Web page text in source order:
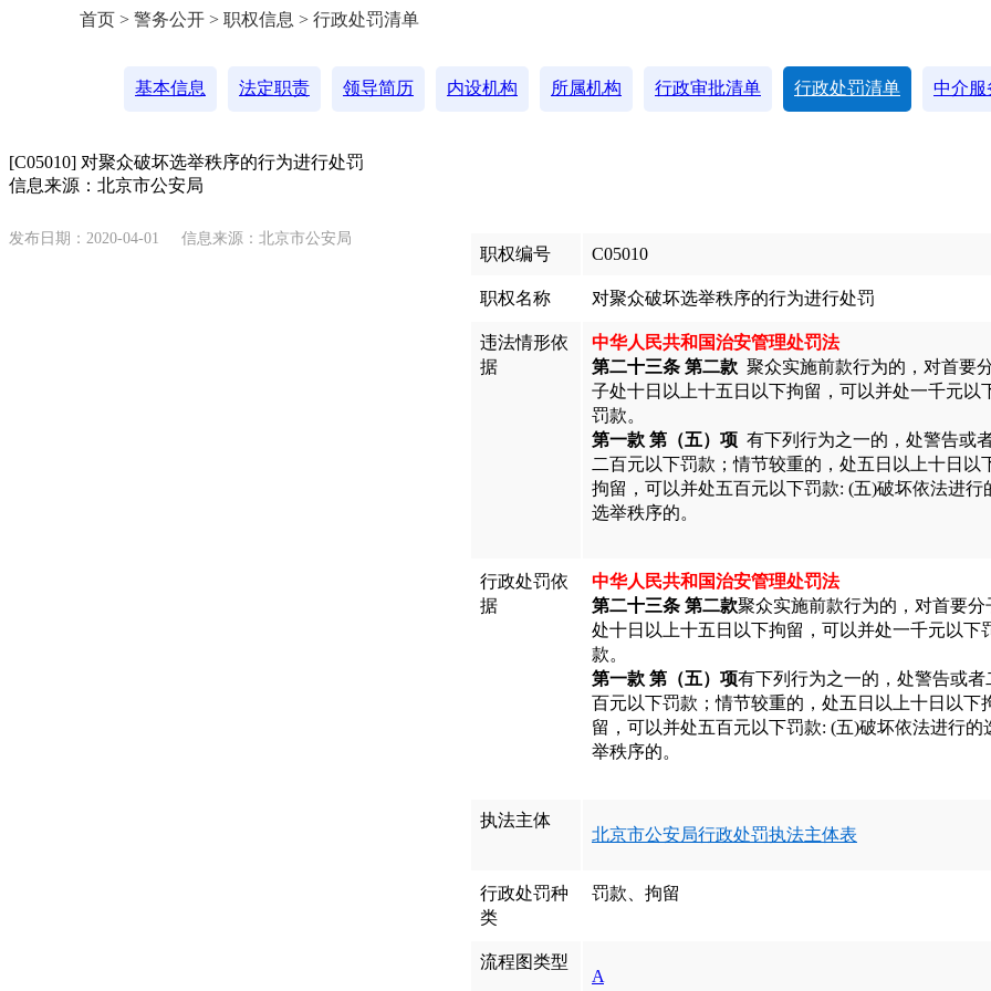
首页 > 警务公开 > 职权信息 > 行政处罚清单
基本信息 法定职责 领导简历 内设机构 所属机构 行政审批清单 行政处罚清单 中介服
[C05010] 对聚众破坏选举秩序的行为进行处罚
信息来源：北京市公安局
发布日期：2020-04-01 信息来源：北京市公安局
职权编号 C05010
职权名称 对聚众破坏选举秩序的行为进行处罚
违法情形依
据
中华人民共和国治安管理处罚法
第二十三条 第二款 聚众实施前款行为的，对首要
子处十日以上十五日以下拘留，可以并处一千元以
罚款。
第一款 第（五）项 有下列行为之一的，处警告或
二百元以下罚款；情节较重的，处五日以上十日以
拘留，可以并处五百元以下罚款: (五)破坏依法进行
选举秩序的。
行政处罚依
据
中华人民共和国治安管理处罚法
第二十三条 第二款聚众实施前款行为的，对首要分
处十日以上十五日以下拘留，可以并处一千元以下
款。
第一款 第（五）项有下列行为之一的，处警告或者
百元以下罚款；情节较重的，处五日以上十日以下
留，可以并处五百元以下罚款: (五)破坏依法进行的
举秩序的。
执法主体
北京市公安局行政处罚执法主体表
行政处罚种
类
罚款、拘留
流程图类型
A